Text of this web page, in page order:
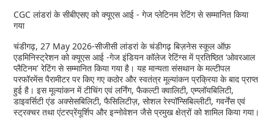
CGC लांडरां के सीबीएसए को क्यूएस आई - गेज प्लेटिनम रेटिंग से सम्मानित किया
गया
चंडीगढ़, 27 May 2026-सीजीसी लांडरां के चंडीगढ़ बिज़नेस स्कूल ऑफ़
एडमिनिस्ट्रेशन को क्यूएस आई -गेज इंडियन कॉलेज रेटिंग्स में प्रतिष्ठित ‘ओवरआल
प्लैटिनम' रेटिंग से सम्मानित किया गया है। यह मान्यता संसथान के मल्टीपल
परफॉरमेंस पैरामीटर पर किए गए कठोर और स्वतंत्र मूल्यांकन प्रक्रिया के बाद प्राप्त
हुई है। इस मूल्यांकन में टीचिंग एवं लर्निंग, फैकल्टी क्वालिटी, एम्प्लॉयबिलिटी,
डाइवर्सिटी एंड अक्सेसबिलिटी, फैसिलिटीज़, सोशल रेस्पॉन्सिबिल्लीटी, गवर्नेंस एवं
स्ट्रक्चर तथा एंटरप्रेंयूर्शिप और इन्नोवेशन जैसे प्रमुख क्षेत्रों को शामिल किया गया।